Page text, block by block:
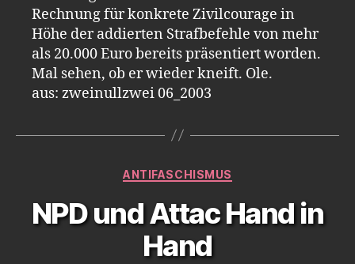
Rechnung für konkrete Zivilcourage in
Höhe der addierten Strafbefehle von mehr
als 20.000 Euro bereits präsentiert worden.
Mal sehen, ob er wieder kneift. Ole.
aus: zweinullzwei 06_2003
Kategorien
ANTIFASCHISMUS
NPD und Attac Hand in
Hand